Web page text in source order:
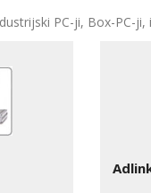
PC-ji, Box-PC-